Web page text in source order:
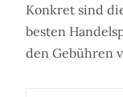
Konkret sind
besten
den Gebühren